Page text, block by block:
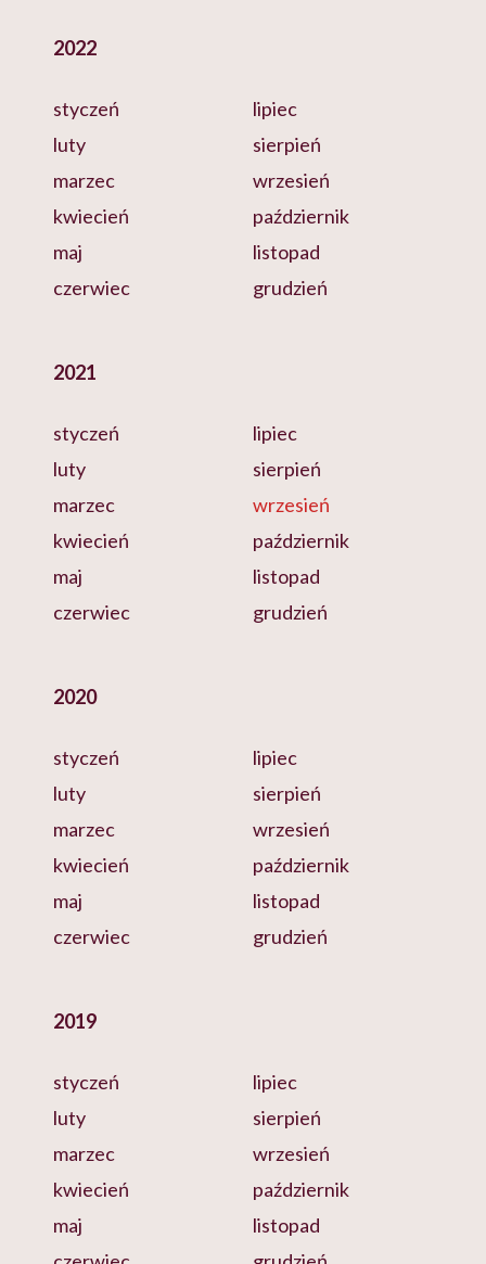
2022
styczeń
luty
marzec
kwiecień
maj
czerwiec
lipiec
sierpień
wrzesień
październik
listopad
grudzień
2021
styczeń
luty
marzec
kwiecień
maj
czerwiec
lipiec
sierpień
wrzesień
październik
listopad
grudzień
2020
styczeń
luty
marzec
kwiecień
maj
czerwiec
lipiec
sierpień
wrzesień
październik
listopad
grudzień
2019
styczeń
luty
marzec
kwiecień
maj
lipiec
sierpień
wrzesień
październik
listopad